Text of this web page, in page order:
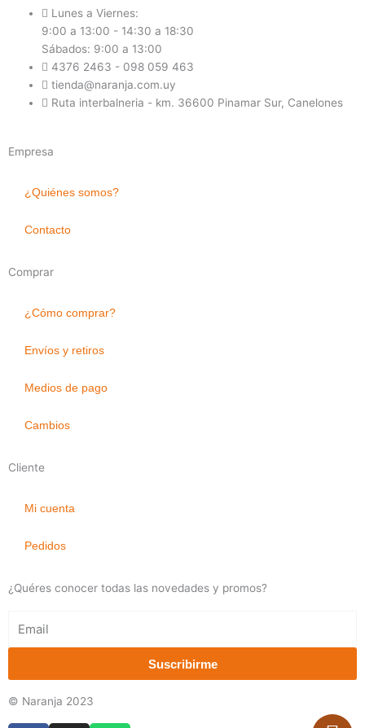
Lunes a Viernes:
9:00 a 13:00 - 14:30 a 18:30
Sábados: 9:00 a 13:00
4376 2463 - 098 059 463
tienda@naranja.com.uy
Ruta interbalneria - km. 36600 Pinamar Sur, Canelones
Empresa
¿Quiénes somos?
Contacto
Comprar
¿Cómo comprar?
Envíos y retiros
Medios de pago
Cambios
Cliente
Mi cuenta
Pedidos
¿Quéres conocer todas las novedades y promos?
Suscribirme
© Naranja 2023